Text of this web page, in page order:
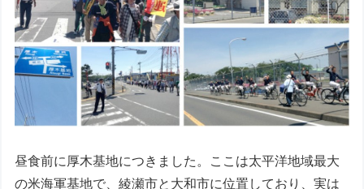
昼食前に厚木基地につきました。ここは太平洋地域最大
の米海軍基地で、綾瀬市と大和市に位置しており、実は